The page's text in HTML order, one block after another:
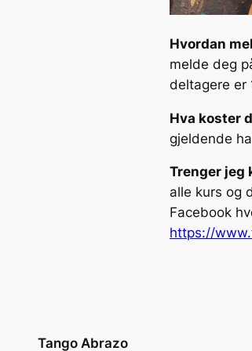
Hvordan
melde deg
deltagere er
Hva koster
gjeldende
Trenger jeg
alle kurs og
Facebook
https://
Tango Abrazo